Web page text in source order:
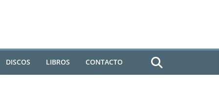
DISCOS LIBROS CONTACTO